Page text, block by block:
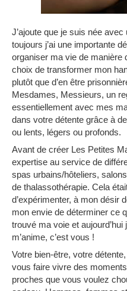
J’ajoute que je suis née
toujours j’ai une importante
organiser ma vie de manière
choix de transformer mon
plutôt que d’en être
Mesdames, Messieurs, un
essentiellement avec mes
dans votre détente grâce à
ou lents, légers ou profonds.
Avant de créer Les Petites
expertise au service de
spas urbains/hôteliers,
de thalassothérapie. Cela
d’expérimenter, à mon désir
mon envie de déterminer ce
trouvé ma voie et
m’anime, c’est vous !
Votre bien-être, votre
vous faire vivre des
proches que vous voulez